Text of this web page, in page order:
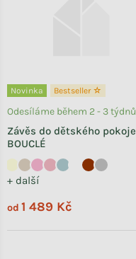
Novinka Bestseller ☆
Závěs do dětského pokoje
BOUCLÉ
+ další
Odesíláme během 2 - 3 týdnů
od 1 489 Kč